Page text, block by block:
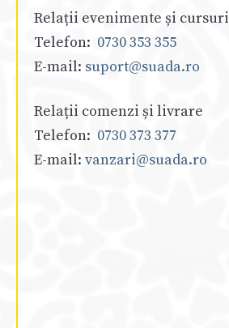
Relații evenimente și cursuri
Telefon: 0730 353 355
E-mail: suport@suada.ro
Relații comenzi și livrare
Telefon: 0730 373 377
E-mail: vanzari@suada.ro